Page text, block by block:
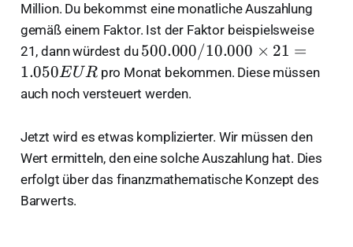
Million. Du bekommst eine monatliche Auszahlung
gemäß einem Faktor. Ist der Faktor beispielsweise
21, dann würdest du 5
0
0.
0
/
1
500.000/10.000 × 21 =
1.050EURpro Monat bekommen. Diese müssen
auch noch versteuert werden.
Jetzt wird es etwas komplizierter. Wir müssen den
Wert ermitteln, den eine solche Auszahlung hat. Dies
erfolgt über das finanzmathematische Konzept des
Barwerts.